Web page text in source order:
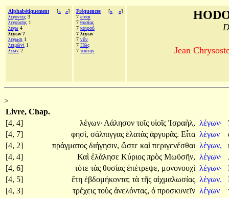
Alphabétiquement [« »]
λέγοντες 3
λεγούσης 1
λέγω 4
λέγων 7
λέγωσι 1
λειμῶνί 1
λέων 2
Fréquences [« »]
7 εἶναι
7 θυσίας
7 καιροῦ
7 λέγων
7 νῦν
7 Πῶς
7 ταύτην Jean
>
Livre, Chap.
[4, 4]
λέγων· Λάλησον τοῖς υἱοῖς Ἰσραὴλ, λέγων·
[4, 7]
φησὶ, σάλπιγγας ἐλατὰς ἀργυρᾶς. Εἶτα λέγων
[4, 2]
πράγματος διήγησιν, ὥστε καὶ περιγενέσθαι λέγων,
[4, 4]
Καὶ ἐλάλησε Κύριος πρὸς Μωϋσῆν, λέγων·
[4, 6]
τότε τὰς θυσίας ἐπέτρεψε, μονονουχὶ λέγων·
[4, 5]
ἔτη ἑβδομήκοντα; τὰ τῆς αἰχμαλωσίας λέγων.
[4, 3]
τρέχεις τοὺς ἀνελόντας, ὁ προσκυνεῖν λέγων